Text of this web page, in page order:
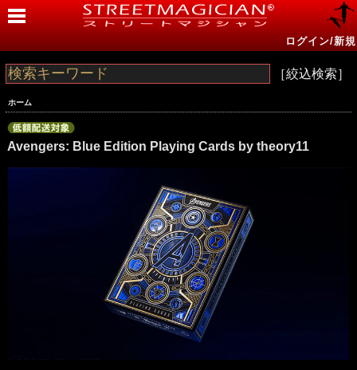
ログイン/新規
［絞込検索］
ホーム
Avengers: Blue Edition Playing Cards by theory11